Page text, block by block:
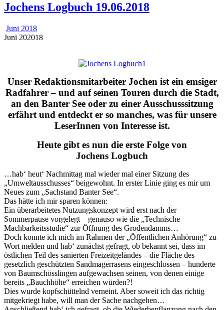
Jochens Logbuch 19.06.2018
Juni 2018
Juni 202018
Unser Redaktionsmitarbeiter Jochen ist ein emsiger
Radfahrer – und auf seinen Touren durch die Stadt,
an den Banter See oder zu einer Ausschusssitzung
erfährt und entdeckt er so manches, was für unsere
LeserInnen von Interesse ist.
Heute gibt es nun die erste Folge von
Jochens Logbuch
…hab‘ heut‘ Nachmittag mal wieder mal einer Sitzung des
„Umweltausschusses“ beigewohnt. In erster Linie ging es mir um
Neues zum „Sachstand Banter See“.
Das hätte ich mir sparen können:
Ein überarbeitetes Nutzungskonzept wird erst nach der
Sommerpause vorgelegt – genauso wie die „Technische
Machbarkeitsstudie“ zur Öffnung des Grodendamms…
Doch konnte ich mich im Rahmen der „Öffentlichen Anhörung“ zu
Wort melden und hab‘ zunächst gefragt, ob bekannt sei, dass im
östlichen Teil des sanierten Freizeitgeländes – die Fläche des
gesetzlich geschützten Sandmagerrasens eingeschlossen – hunderte
von Baumschösslingen aufgewachsen seinen, von denen einige
bereits „Bauchhöhe“ erreichen würden?!
Dies wurde kopfschüttelnd verneint. Aber soweit ich das richtig
mitgekriegt habe, will man der Sache nachgehen…